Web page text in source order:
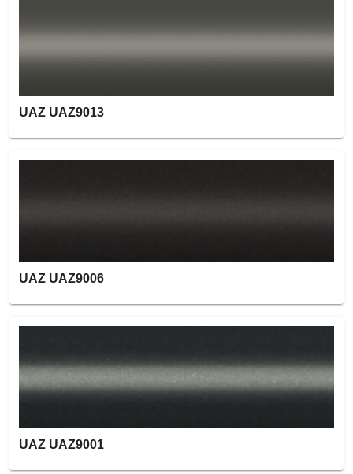
UAZ UAZ9013
UAZ UAZ9006
UAZ UAZ9001